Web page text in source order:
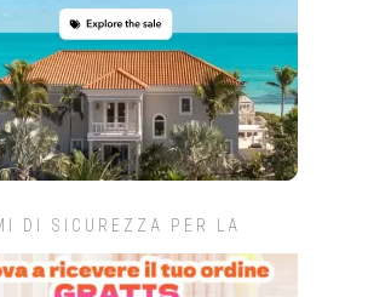
DI SICUREZZA PER LA